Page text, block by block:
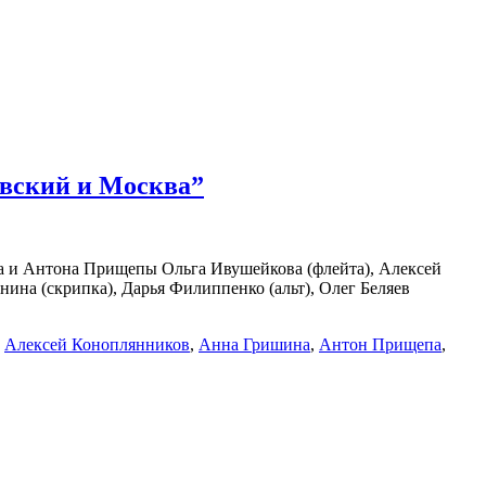
и Москва”
и Антона Прищепы Ольга Ивушейкова (флейта), Алексей
(скрипка), Дарья Филиппенко (альт), Олег Беляев
Алексей Коноплянников, Анна Гришина, Антон Прищепа,